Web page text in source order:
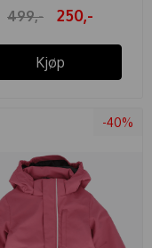
499,- 250,-
Kjøp
-40%